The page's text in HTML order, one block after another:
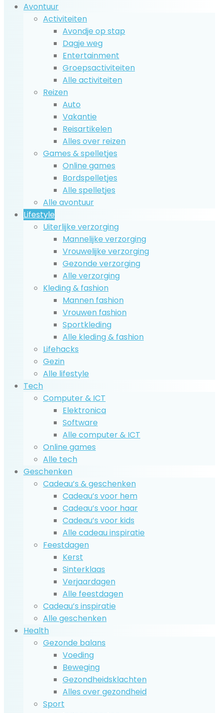
Avontuur
Activiteiten
Avondje op stap
Dagje weg
Entertainment
Groepsactiviteiten
Alle activiteiten
Reizen
Auto
Vakantie
Reisartikelen
Alles over reizen
Games & spelletjes
Online games
Bordspelletjes
Alle spelletjes
Alle avontuur
Lifestyle
Uiterlijke verzorging
Mannelijke verzorging
Vrouwelijke verzorging
Gezonde verzorging
Alle verzorging
Kleding & fashion
Mannen fashion
Vrouwen fashion
Sportkleding
Alle kleding & fashion
Lifehacks
Gezin
Alle lifestyle
Tech
Computer & ICT
Elektronica
Software
Alle computer & ICT
Online games
Alle tech
Geschenken
Cadeau’s & geschenken
Cadeau’s voor hem
Cadeau’s voor haar
Cadeau’s voor kids
Alle cadeau inspiratie
Feestdagen
Kerst
Sinterklaas
Verjaardagen
Alle feestdagen
Cadeau’s inspiratie
Alle geschenken
Health
Gezonde balans
Voeding
Beweging
Gezondheidsklachten
Alles over gezondheid
Sport